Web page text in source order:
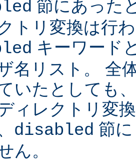
節にあった
トリ変換は行
キーワード
名リスト。 全
いたとしても
ィレクトリ変
disabled 節
ん。